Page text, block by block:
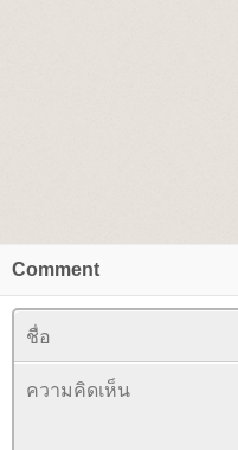
Comment